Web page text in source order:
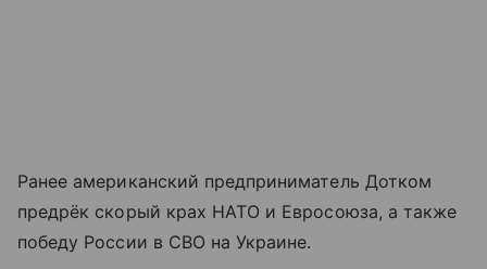
Ранее американский предприниматель Дотком
предрёк скорый крах НАТО и Евросоюза, а также
победу России в СВО на Украине.